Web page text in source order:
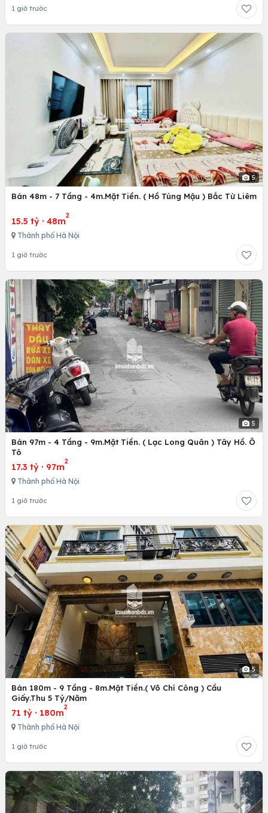
1 giờ trước
5
Bán 48m - 7 Tầng - 4m.Mặt Tiền. ( Hồ Tùng Mậu ) Bắc Từ Liêm
15.5 tỷ · 48m
2
Thành phố Hà Nội
1 giờ trước
5
Bán 97m - 4 Tầng - 9m.Mặt Tiền. ( Lạc Long Quân ) Tây Hồ. Ô
Tô
17.3 tỷ · 97m
2
Thành phố Hà Nội
1 giờ trước
5
Bán 180m - 9 Tầng - 8m.Mặt Tiền.( Võ Chí Công ) Cầu
Giấy.Thu 5 Tỷ/Năm
71 tỷ · 180m
2
Thành phố Hà Nội
1 giờ trước